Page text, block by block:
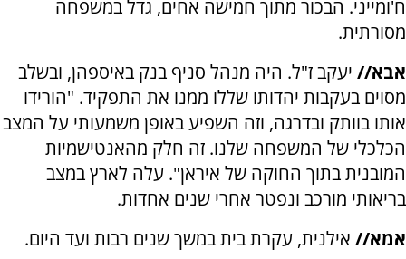
ח'ומייני. הבכור מתוך חמישה אחים, גדל במשפחה
מסורתית.
אבא// יעקב ז"ל. היה מנהל סניף בנק באיספהן, ובשלב
מסוים בעקבות יהדותו שללו ממנו את התפקיד. "הורידו
אותו בוותק ובדרגה, וזה השפיע באופן משמעותי על המצב
הכלכלי של המשפחה שלנו. זה חלק מהאנטישמיות
המובנית בתוך החוקה של איראן". עלה לארץ במצב
בריאותי מורכב ונפטר אחרי שנים אחדות.
אמא// אילנית, עקרת בית במשך שנים רבות ועד היום.